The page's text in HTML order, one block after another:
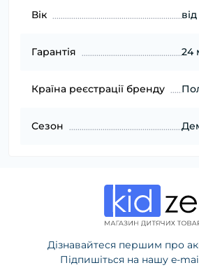
Вік
Гарантія 24
Країна реєстрації бренду
Сезон
Дізнавайтеся першим про
Підпишіться на нашу e-